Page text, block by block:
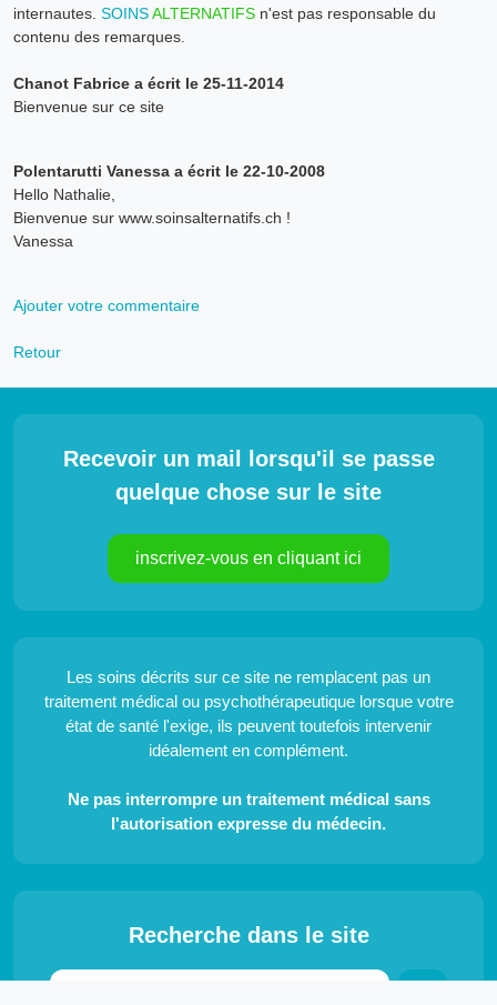
internautes. SOINSALTERNATIFS n'est pas responsable du
contenu des remarques.
Chanot Fabrice a écrit le 25-11-2014
Bienvenue sur ce site
Polentarutti Vanessa a écrit le 22-10-2008
Hello Nathalie,
Bienvenue sur www.soinsalternatifs.ch !
Vanessa
Ajouter votre commentaire
Retour
Recevoir un mail lorsqu'il se passe
quelque chose sur le site
inscrivez-vous en cliquant ici
Les soins décrits sur ce site ne remplacent pas un
traitement médical ou psychothérapeutique lorsque votre
état de santé l'exige, ils peuvent toutefois intervenir
idéalement en complément.
Ne pas interrompre un traitement médical sans
l'autorisation expresse du médecin.
Recherche dans le site